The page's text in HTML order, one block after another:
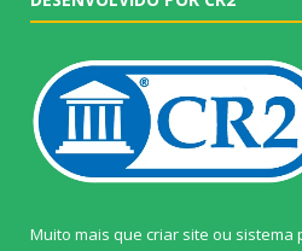
Muito mais que criar site ou sistema